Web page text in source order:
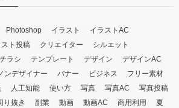
Photoshop イラスト
イラストAC
スト投稿 クリエイター
シルエット
チラシ テンプレート デザイン
デザインAC
ンデザイナー バナー ビジネス
フリー素材
人工知能 使い方 写真 写真AC
写真投稿
り抜き 副業 動画 動画AC 商用利用
夏